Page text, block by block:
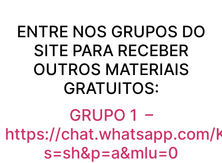
ENTRE NOS GRUPOS DO
SITE PARA RECEBER
OUTROS MATERIAIS
GRATUITOS:
GRUPO 1 –
https://chat.whatsapp.com/
s=sh&p=a&mlu=0